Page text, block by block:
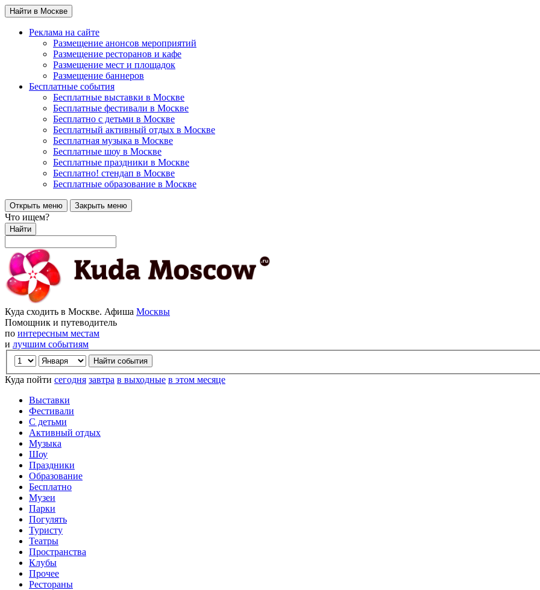
Найти в Москве
Реклама на сайте
Размещение анонсов мероприятий
Размещение ресторанов и кафе
Размещение мест и площадок
Размещение баннеров
Бесплатные события
Бесплатные выставки в Москве
Бесплатные фестивали в Москве
Бесплатно с детьми в Москве
Бесплатный активный отдых в Москве
Бесплатная музыка в Москве
Бесплатные шоу в Москве
Бесплатные праздники в Москве
Бесплатно! стендап в Москве
Бесплатные образование в Москве
Открыть меню Закрыть меню
Что ищем?
Найти
Куда сходить в Москве. Афиша Москвы
Помощник и путеводитель
по интересным местам
и лучшим событиям
Куда пойти сегодня завтра в выходные в этом месяце
Выставки
Фестивали
С детьми
Активный отдых
Музыка
Шоу
Праздники
Образование
Бесплатно
Музеи
Парки
Погулять
Туристу
Театры
Пространства
Клубы
Прочее
Рестораны